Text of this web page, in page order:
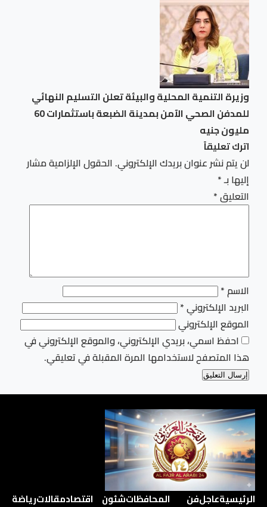
وزيرة التنمية المحلية والبيئة تعلن التسليم النهائي
للمدفن الصحي الآمن بمدينة الضبعة باستثمارات 60
مليون جنيه
اترك تعليقاً
لن يتم نشر عنوان بريدك الإلكتروني. الحقول الإلزامية مشار
إليها بـ*
التعليق*
الاسم*
البريد الإلكتروني*
الموقع الإلكتروني
احفظ اسمي، بريدي الإلكتروني، والموقع الإلكتروني في
هذا المتصفح لاستخدامها المرة المقبلة في تعليقي.
الرئيسيةعاجلفن
المحافظاتشئون اقتصادمقالاترياضة